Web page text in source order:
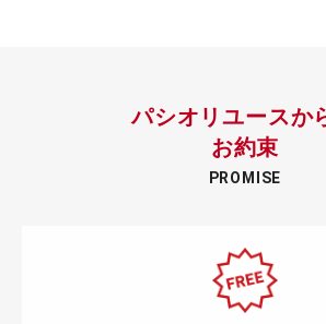
パシオリユースか
お約束
PROMISE